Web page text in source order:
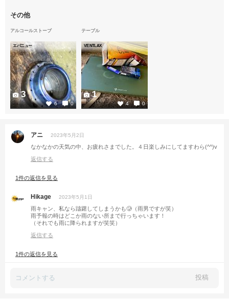
その他
アルコールストーブ
エバニュー
6 0
3
テーブル
VENTLAX
4 0
1
アニ 2023年5月2日
なかなかの天気の中、お疲れさまでした。４日楽しみにしてますわら(^^)v
返信する
1件の返信を見る
Hikage 2023年5月1日
雨キャン、私なら躊躇してしまうかも🥲（雨男ですが笑）
雨予報の時はどこか雨のない所まで行っちゃいます！
（それでも雨に降られますが笑笑）
返信する
1件の返信を見る
投稿